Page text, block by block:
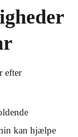
efter
kan hjælpe